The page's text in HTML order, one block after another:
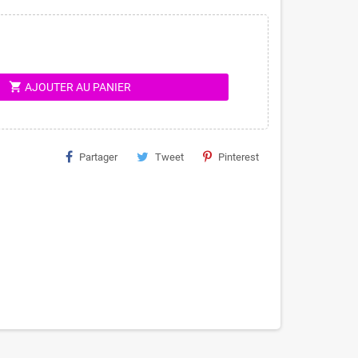
shopping_cart AJOUTER AU PANIER
Partager Tweet Pinterest